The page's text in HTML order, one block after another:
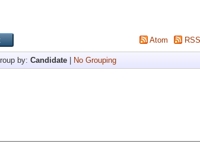
Atom
by: Candidate| No Grouping